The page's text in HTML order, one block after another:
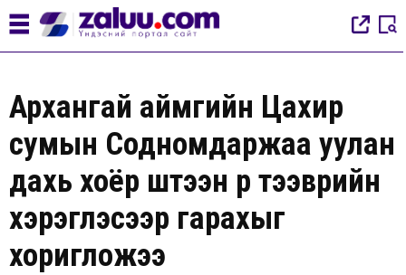
Архангай аймгийн Цахир
сумын Содномдаржаа уулан
дахь хоёр шүтээн рүү тээврийн
хэрэглэсээр гарахыг
хоригложээ